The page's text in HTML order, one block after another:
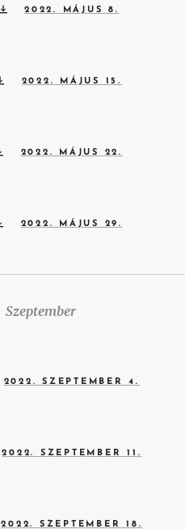
2022. MÁJUS 8.
2022. MÁJUS 15.
2022. MÁJUS 22.
2022. MÁJUS 29.
Szeptember
2022. SZEPTEMBER 4.
2022. SZEPTEMBER 11.
2022. SZEPTEMBER 18.